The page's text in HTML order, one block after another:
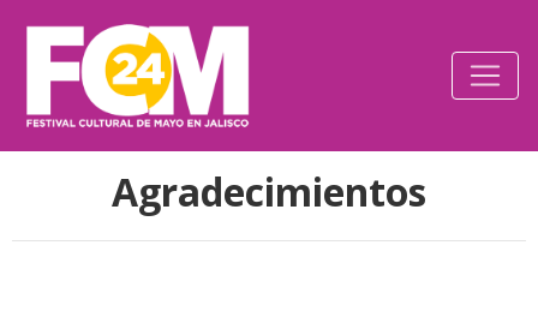
Agradecimientos